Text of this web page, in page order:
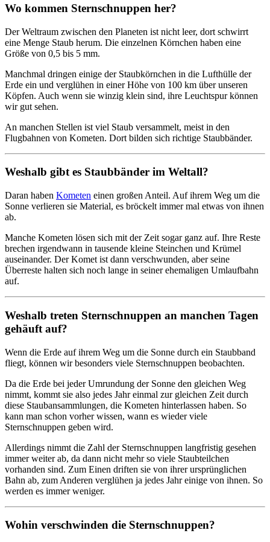
Wo kommen Sternschnuppen her?
Der Weltraum zwischen den Planeten ist nicht leer, dort schwirrt
eine Menge Staub herum. Die einzelnen Körnchen haben eine
Größe von 0,5 bis 5 mm.
Manchmal dringen einige der Staubkörnchen in die Lufthülle der
Erde ein und verglühen in einer Höhe von 100 km über unseren
Köpfen. Auch wenn sie winzig klein sind, ihre Leuchtspur können
wir gut sehen.
An manchen Stellen ist viel Staub versammelt, meist in den
Flugbahnen von Kometen. Dort bilden sich richtige Staubbänder.
Weshalb gibt es Staubbänder im Weltall?
Daran haben Kometen einen großen Anteil. Auf ihrem Weg um die
Sonne verlieren sie Material, es bröckelt immer mal etwas von ihnen
ab.
Manche Kometen lösen sich mit der Zeit sogar ganz auf. Ihre Reste
brechen irgendwann in tausende kleine Steinchen und Krümel
auseinander. Der Komet ist dann verschwunden, aber seine
Überreste halten sich noch lange in seiner ehemaligen Umlaufbahn
auf.
Weshalb treten Sternschnuppen an manchen Tagen
gehäuft auf?
Wenn die Erde auf ihrem Weg um die Sonne durch ein Staubband
fliegt, können wir besonders viele Sternschnuppen beobachten.
Da die Erde bei jeder Umrundung der Sonne den gleichen Weg
nimmt, kommt sie also jedes Jahr einmal zur gleichen Zeit durch
diese Staubansammlungen, die Kometen hinterlassen haben. So
kann man schon vorher wissen, wann es wieder viele
Sternschnuppen geben wird.
Allerdings nimmt die Zahl der Sternschnuppen langfristig gesehen
immer weiter ab, da dann nicht mehr so viele Staubteilchen
vorhanden sind. Zum Einen driften sie von ihrer ursprünglichen
Bahn ab, zum Anderen verglühen ja jedes Jahr einige von ihnen. So
werden es immer weniger.
Wohin verschwinden die Sternschnuppen?